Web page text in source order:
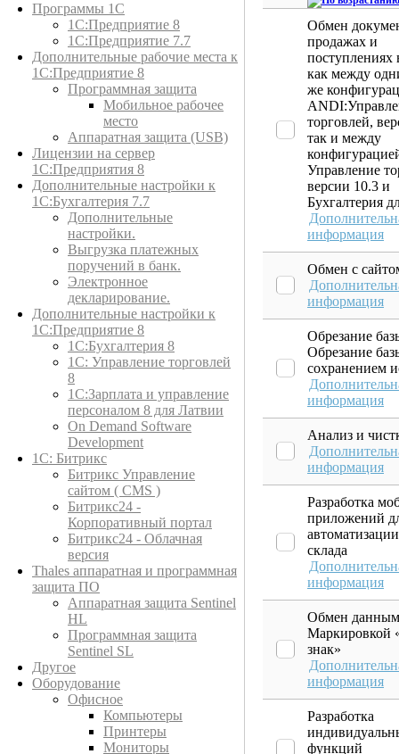
Программы 1С
1С:Предприятие 8
1С:Предприятие 7.7
Дополнительные рабочие места к
1С:Предприятие 8
Программная защита
Мобильное рабочее
место
Аппаратная защита (USB)
Лицензии на сервер
1С:Предприятия 8
Дополнительные настройки к
1С:Бухгалтерия 7.7
Дополнительные
настройки.
Выгрузка платежных
поручений в банк.
Электронное
декларирование.
Дополнительные настройки к
1С:Предприятие 8
1С:Бухгалтерия 8
1C: Управление торговлей
8
1С:Зарплата и управление
персоналом 8 для Латвии
On Demand Software
Development
1С: Битрикс
Битрикс Управление
сайтом ( CMS )
Битрикс24 -
Корпоративный портал
Битрикс24 - Облачная
версия
Thales аппаратная и программная
защита ПО
Аппаратная защита Sentinel
HL
Программная защита
Sentinel SL
Другое
Оборудование
Офисное
Компьютеры
Принтеры
Мониторы
Обмен
продажах и
поступлениях
как между
же
торговлей,
так и между
Управление
версии 10.3 и
Бухгалтерия
информация
Обмен с
информация
Обрезание
Обрезание
сохранением
информация
Анализ и
информация
Разработка
приложений
склада
информация
Обмен
Маркировкой
знак»
информация
Разработка
функций